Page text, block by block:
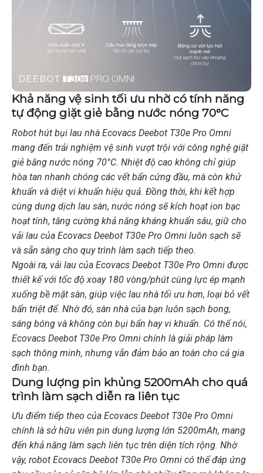
Khả năng vệ sinh tối ưu nhờ có tính năng
tự động giặt giẻ bằng nước nóng 70°C
Robot hút bụi lau nhà Ecovacs Deebot T30e Pro Omni
mang đến trải nghiệm vệ sinh vượt trội với công nghệ giặt
giẻ bằng nước nóng 70°C. Nhiệt độ cao không chỉ giúp
hòa tan nhanh chóng các vết bẩn cứng đầu, mà còn khử
khuẩn và diệt vi khuẩn hiệu quả. Đồng thời, khi kết hợp
cùng dung dịch lau sàn, nước nóng sẽ kích hoạt ion bạc
hoạt tính, tăng cường khả năng kháng khuẩn sâu, giữ cho
vải lau của Ecovacs Deebot T30e Pro Omni luôn sạch sẽ
và sẵn sàng cho quy trình làm sạch tiếp theo.
Ngoài ra, vải lau của Ecovacs Deebot T30e Pro Omni được
thiết kế với tốc độ xoay 180 vòng/phút cùng lực ép mạnh
xuống bề mặt sàn, giúp việc lau nhà tối ưu hơn, loại bỏ vết
bẩn triệt để. Nhờ đó, sàn nhà của bạn luôn sạch bong,
sáng bóng và không còn bụi bẩn hay vi khuẩn. Có thể nói,
Ecovacs Deebot T30e Pro Omni chính là giải pháp làm
sạch thông minh, nhưng vẫn đảm bảo an toàn cho cả gia
đình bạn.
Dung lượng pin khủng 5200mAh cho quá
trình làm sạch diễn ra liên tục
Ưu điểm tiếp theo của Ecovacs Deebot T30e Pro Omni
chính là sở hữu viên pin dung lượng lớn 5200mAh, mang
đến khả năng làm sạch liên tục trên diện tích rộng. Nhờ
vậy, robot Ecovacs Deebot T30e Pro Omni có thể đáp ứng